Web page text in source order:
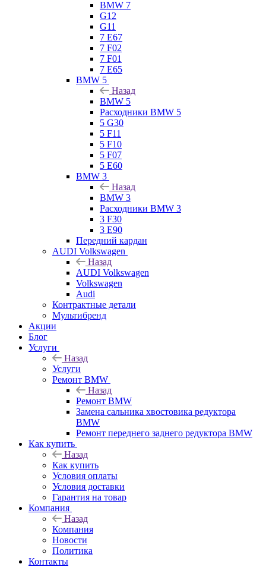
BMW 7
G12
G11
7 Е67
7 F02
7 F01
7 E65
BMW 5
Назад
BMW 5
Расходники BMW 5
5 G30
5 F11
5 F10
5 F07
5 E60
BMW 3
Назад
BMW 3
Расходники BMW 3
3 F30
3 E90
Передний кардан
AUDI Volkswagen
Назад
AUDI Volkswagen
Volkswagen
Audi
Контрактные детали
Мультибренд
Акции
Блог
Услуги
Назад
Услуги
Ремонт BMW
Назад
Ремонт BMW
Замена сальника хвостовика редуктора
BMW
Ремонт переднего заднего редуктора BMW
Как купить
Назад
Как купить
Условия оплаты
Условия доставки
Гарантия на товар
Компания
Назад
Компания
Новости
Политика
Контакты